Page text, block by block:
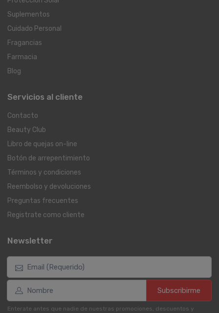
Suplementos
Cuidado Personal
Fragancias
Farmacia
Blog
Servicios al cliente
Contacto
Beauty Club
Libro de quejas on-line
Botón de arrepentimiento
Términos y condiciones
Reembolso y devoluciones
Preguntas frecuentes
Registrate como cliente
Newsletter
Subscribirme
Enterate antes que nadie de nuestras promociones, descuentos y